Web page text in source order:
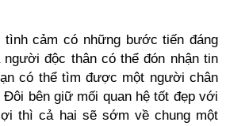
tình cảm có những bước tiến đáng
người độc thân có thể đón nhận tin
có thể tìm được một người chân
Đôi bên giữ mối quan hệ tốt đẹp với
thì cả hai sẽ sớm về chung một